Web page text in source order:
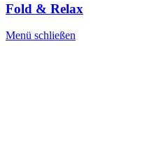
Fold & Relax
Menü schließen